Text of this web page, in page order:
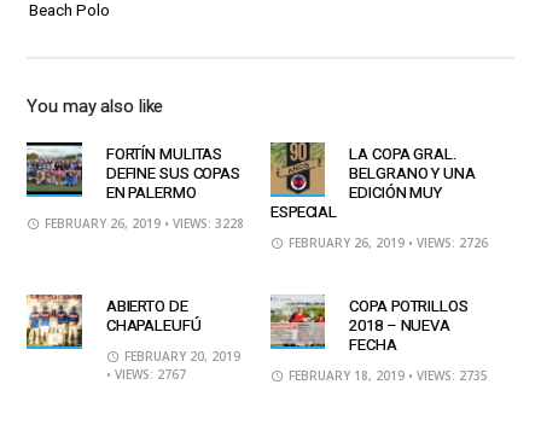
Beach Polo
You may also like
FORTÍN MULITAS
DEFINE SUS COPAS
EN PALERMO
FEBRUARY 26, 2019 • VIEWS: 3228
LA COPA GRAL.
BELGRANO Y UNA
EDICIÓN MUY
ESPECIAL
FEBRUARY 26, 2019 • VIEWS: 2726
ABIERTO DE
CHAPALEUFÚ
FEBRUARY 20, 2019
• VIEWS: 2767
COPA POTRILLOS
2018 – NUEVA
FECHA
FEBRUARY 18, 2019 • VIEWS: 2735